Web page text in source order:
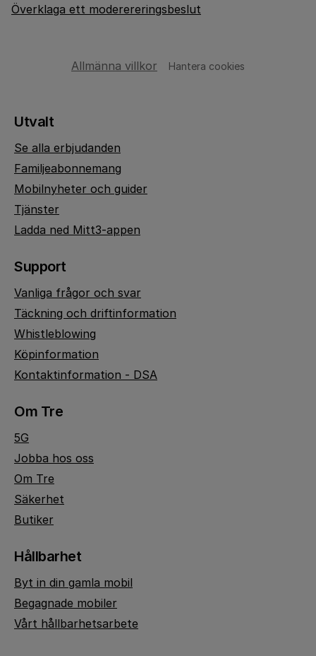
Överklaga ett moderereringsbeslut
Allmänna villkor Hantera cookies
Utvalt
Se alla erbjudanden
Familjeabonnemang
Mobilnyheter och guider
Tjänster
Ladda ned Mitt3-appen
Support
Vanliga frågor och svar
Täckning och driftinformation
Whistleblowing
Köpinformation
Kontaktinformation - DSA
Om Tre
5G
Jobba hos oss
Om Tre
Säkerhet
Butiker
Hållbarhet
Byt in din gamla mobil
Begagnade mobiler
Vårt hållbarhetsarbete